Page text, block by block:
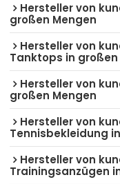
Hersteller von
großen Mengen
Hersteller von
Tanktops in großen
Hersteller von
großen Mengen
Hersteller von
Tennisbekleidung
Hersteller von
Trainingsanzügen